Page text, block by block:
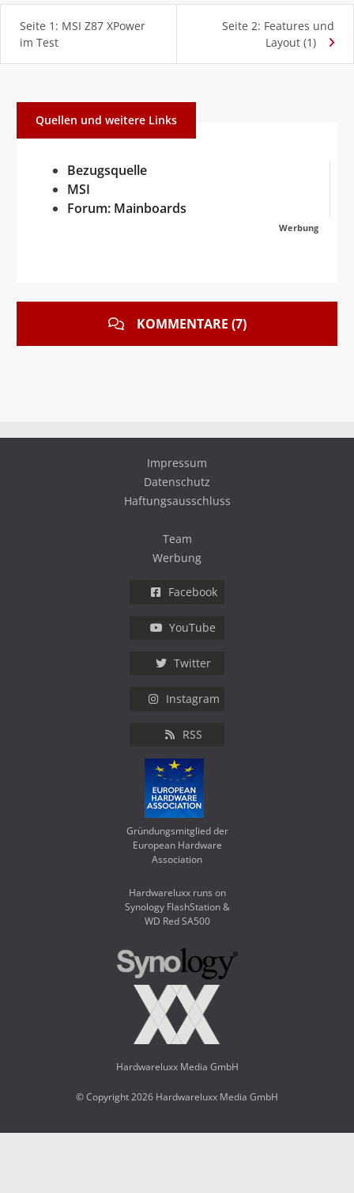
Seite 1: MSI Z87 XPower
im Test
Seite 2: Features und
Layout (1)
Quellen und weitere Links
Bezugsquelle
MSI
Forum: Mainboards
Werbung
KOMMENTARE (7)
Impressum
Datenschutz
Haftungsausschluss
Team
Werbung
Facebook
YouTube
Twitter
Instagram
RSS
Gründungsmitglied der
European Hardware
Association
Hardwareluxx runs on
Synology FlashStation &
WD Red SA500
Hardwareluxx Media GmbH
© Copyright 2026 Hardwareluxx Media GmbH